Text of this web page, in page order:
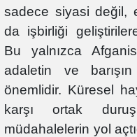
sadece siyasi değil,
da işbirliği
Bu yalnızca
adaletin ve
önemlidir. Küresel
karşı ortak
müdahalelerin yol